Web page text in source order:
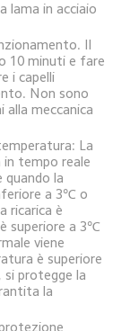
lama in acciaio
Il
10 minuti e fare
i capelli
Non sono
alla meccanica
La
tempo reale
quando la
a 3℃ o
ricarica è
superiore a 3℃
viene
è superiore
protegge la
la